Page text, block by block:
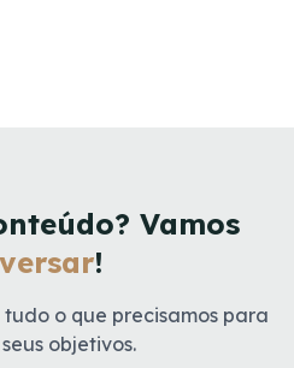
Vamos
!
o que precisamos para
objetivos.